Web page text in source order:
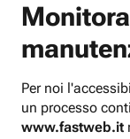
Per noi
un processo
www.fastweb.it